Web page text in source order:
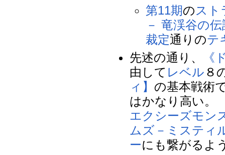
第11期の スト
－ 竜渓谷の
裁定通りのテ
先述の通り、
《
由して レベル ８
ィ】 の基本戦術
はかなり高い。
エクシーズモン
ムズ－ミスティ
ーにも繋がるよ